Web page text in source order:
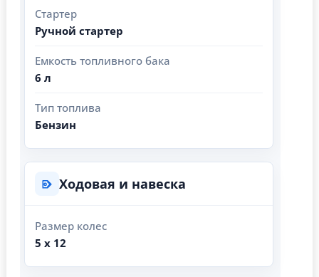
Стартер
Ручной стартер
Емкость топливного бака
6 л
Тип топлива
Бензин
Ходовая и навеска
Размер колес
5 х 12